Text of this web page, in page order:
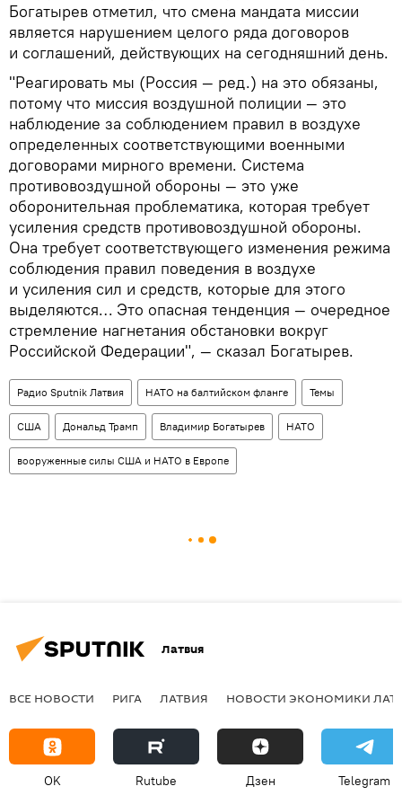
Богатырев отметил, что смена мандата миссии
является нарушением целого ряда договоров
и соглашений, действующих на сегодняшний день.
"Реагировать мы (Россия — ред.) на это обязаны,
потому что миссия воздушной полиции — это
наблюдение за соблюдением правил в воздухе
определенных соответствующими военными
договорами мирного времени. Система
противовоздушной обороны — это уже
оборонительная проблематика, которая требует
усиления средств противовоздушной обороны.
Она требует соответствующего изменения режима
соблюдения правил поведения в воздухе
и усиления сил и средств, которые для этого
выделяются… Это опасная тенденция — очередное
стремление нагнетания обстановки вокруг
Российской Федерации", — сказал Богатырев.
Радио Sputnik Латвия НАТО на балтийском фланге Темы
США Дональд Трамп Владимир Богатырев НАТО
вооруженные силы США и НАТО в Европе
Латвия
ВСЕ НОВОСТИ РИГА ЛАТВИЯ НОВОСТИ ЭКОНОМИКИ
OK Rutube Дзен Telegram